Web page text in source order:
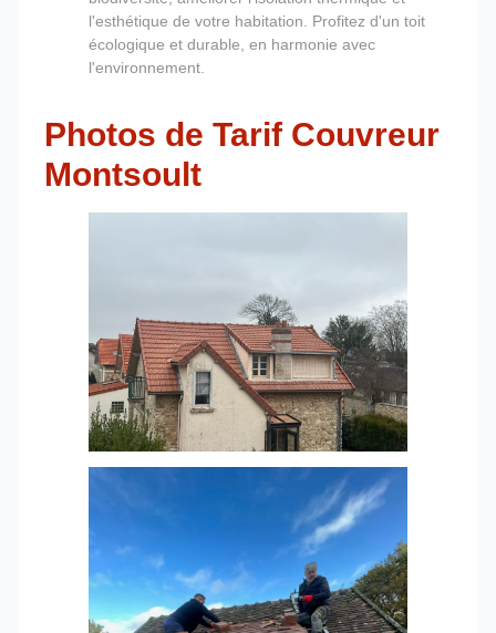
l'esthétique de votre habitation. Profitez d'un toit
écologique et durable, en harmonie avec
l'environnement.
Photos de Tarif Couvreur
Montsoult